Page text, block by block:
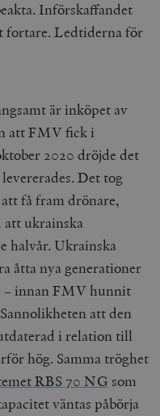
Införskaffandet
fortare. Ledtiderna för
är inköpet av
att FMV fick i
2020 dröjde det
Det tog
få fram drönare,
att ukrainska
halvår. Ukrainska
åtta nya generationer
– innan FMV hunnit
att den
i relation till
hög. Samma tröghet
RBS 70 NG som
väntas påbörja